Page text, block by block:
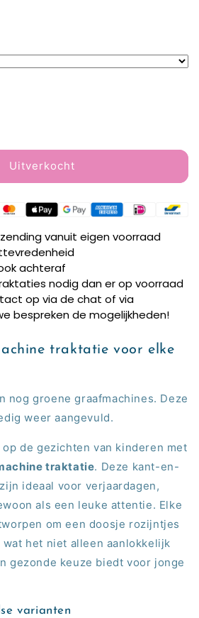
Uitverkocht
vanuit eigen voorraad
achteraf
nodig dan er op voorraad
op via de chat of via
bespreken de mogelijkheden!
traktatie voor elke
nog groene graafmachines. Deze
weer aangevuld.
de gezichten van kinderen met
traktatie. Deze kant-en-
ideaal voor verjaardagen,
als een leuke attentie. Elke
om een doosje rozijntjes
het niet alleen aanlokkelijk
gezonde keuze biedt voor jonge
varianten